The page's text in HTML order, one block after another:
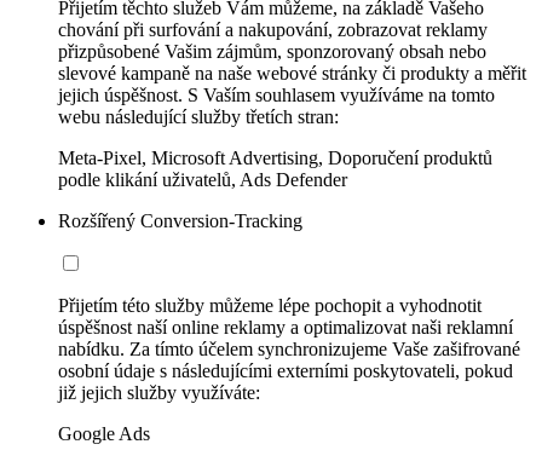
Přijetím těchto služeb Vám můžeme, na základě Vašeho
chování při surfování a nakupování, zobrazovat reklamy
přizpůsobené Vašim zájmům, sponzorovaný obsah nebo
slevové kampaně na naše webové stránky či produkty a měřit
jejich úspěšnost. S Vaším souhlasem využíváme na tomto
webu následující služby třetích stran:
Meta-Pixel, Microsoft Advertising, Doporučení produktů
podle klikání uživatelů, Ads Defender
Rozšířený Conversion-Tracking
Přijetím této služby můžeme lépe pochopit a vyhodnotit
úspěšnost naší online reklamy a optimalizovat naši reklamní
nabídku. Za tímto účelem synchronizujeme Vaše zašifrované
osobní údaje s následujícími externími poskytovateli, pokud
již jejich služby využíváte:
Google Ads